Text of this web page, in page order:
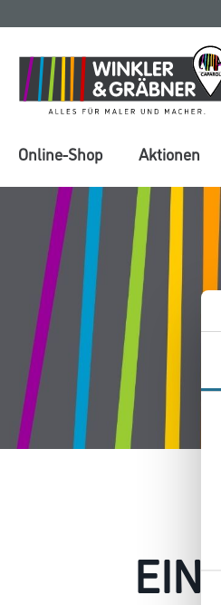
springen
springen
Online-Shop Aktionen
EIN